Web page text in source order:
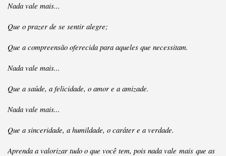
Nada vale mais...
Que o prazer de se sentir alegre;
Que a compreensão oferecida para aqueles que necessitam.
Nada vale mais...
Que a saúde, a felicidade, o amor e a amizade.
Nada vale mais...
Que a sinceridade, a humildade, o caráter e a verdade.
Aprenda a valorizar tudo o que você tem, pois nada vale mais que as